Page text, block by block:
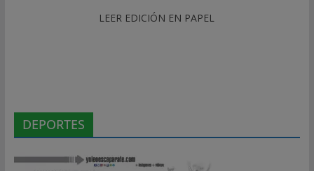
LEER EDICIÓN EN PAPEL
DEPORTES